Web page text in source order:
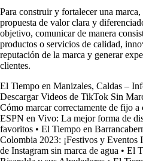
Para construir y fortalecer una
propuesta de valor clara y
objetivo, comunicar de manera
productos o servicios de calidad,
reputación de la marca y generar
clientes.
El Tiempo en Manizales, Caldas –
Descargar Videos de TikTok Sin
Cómo marcar correctamente de fijo
ESPN en Vivo: La mejor forma de
favoritos • El Tiempo en
Colombia 2023: ¡Festivos y Eventos
de Instagram sin marca de agua • El